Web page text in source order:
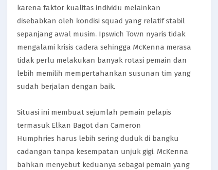
karena faktor kualitas individu melainkan
disebabkan oleh kondisi squad yang relatif stabil
sepanjang awal musim. Ipswich Town nyaris tidak
mengalami krisis cadera sehingga McKenna merasa
tidak perlu melakukan banyak rotasi pemain dan
lebih memilih mempertahankan susunan tim yang
sudah berjalan dengan baik.
Situasi ini membuat sejumlah pemain pelapis
termasuk Elkan Bagot dan Cameron
Humphries harus lebih sering duduk di bangku
cadangan tanpa kesempatan unjuk gigi. McKenna
bahkan menyebut keduanya sebagai pemain yang